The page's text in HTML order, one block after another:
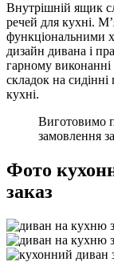
Внутрішній ящик
речей для кухні.
функціональними
дизайн дивана і
гарному
складок на
кухні.
Виготовимо
замовлення
Фото
заказ